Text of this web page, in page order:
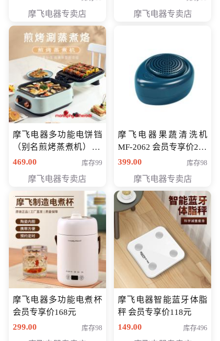
摩飞电器专卖店 摩飞电器专卖店
摩飞电器多功能电饼铛
（别名煎烤蒸煮机） 型
号MF-8888B 会员专享
469.00 库存99
摩飞电器专卖店
摩飞电器果蔬清洗机
MF-2062 会员专享价268
元
399.00 库存98
摩飞电器专卖店
摩飞电器多功能电煮杯
会员专享价168元
299.00
库存98
摩飞电器智能蓝牙体脂
秤 会员专享价118元
149.00
库存496